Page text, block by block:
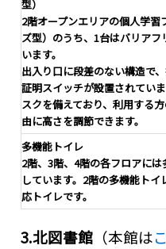
型）
2階オープンエリアの個人学習
ズ型）のうち、1台はバリアフ
います。
出入り口に段差のない構造で
証明スイッチが設置されてい
スクを備えており、利用する
由に高さを調節できます。
多機能トイレ
2階、3階、4階の各フロアに
しています。2階の多機能ト
応トイレです。
3.北図書館 （本館は